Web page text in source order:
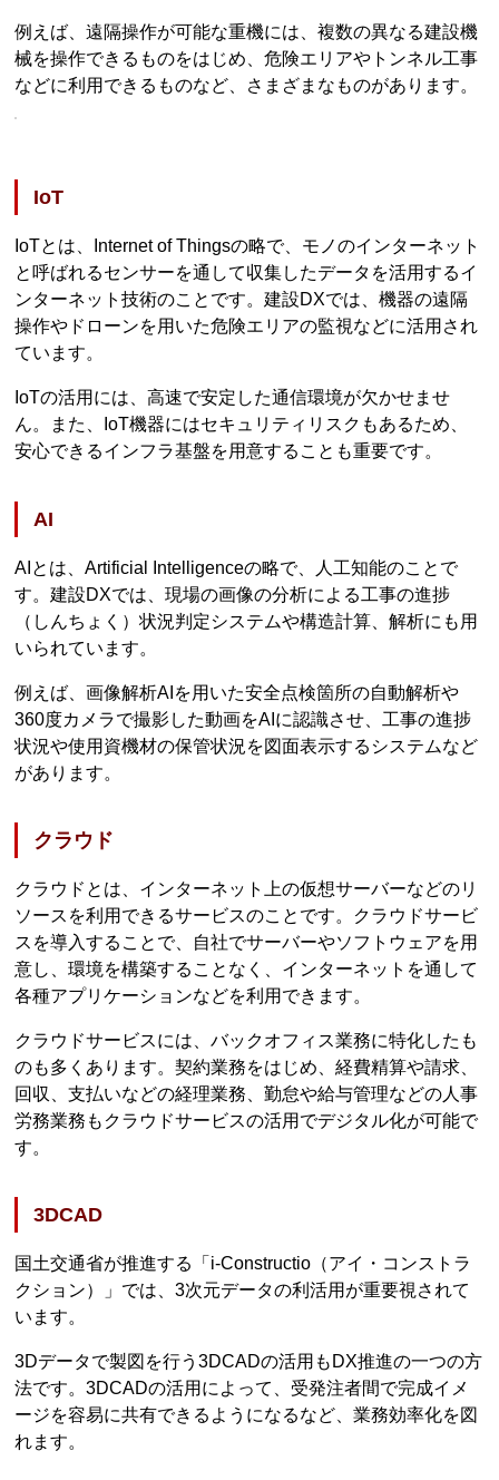
例えば、遠隔操作が可能な重機には、複数の異なる建設機
械を操作できるものをはじめ、危険エリアやトンネル工事
などに利用できるものなど、さまざまなものがあります。
IoT
IoTとは、Internet of Thingsの略で、モノのインターネット
と呼ばれるセンサーを通して収集したデータを活用するイ
ンターネット技術のことです。建設DXでは、機器の遠隔
操作やドローンを用いた危険エリアの監視などに活用され
ています。
IoTの活用には、高速で安定した通信環境が欠かせませ
ん。また、IoT機器にはセキュリティリスクもあるため、
安心できるインフラ基盤を用意することも重要です。
AI
AIとは、Artificial Intelligenceの略で、人工知能のことで
す。建設DXでは、現場の画像の分析による工事の進捗
（しんちょく）状況判定システムや構造計算、解析にも用
いられています。
例えば、画像解析AIを用いた安全点検箇所の自動解析や
360度カメラで撮影した動画をAIに認識させ、工事の進捗
状況や使用資機材の保管状況を図面表示するシステムなど
があります。
クラウド
クラウドとは、インターネット上の仮想サーバーなどのリ
ソースを利用できるサービスのことです。クラウドサービ
スを導入することで、自社でサーバーやソフトウェアを用
意し、環境を構築することなく、インターネットを通して
各種アプリケーションなどを利用できます。
クラウドサービスには、バックオフィス業務に特化したも
のも多くあります。契約業務をはじめ、経費精算や請求、
回収、支払いなどの経理業務、勤怠や給与管理などの人事
労務業務もクラウドサービスの活用でデジタル化が可能で
す。
3DCAD
国土交通省が推進する「i-Constructio（アイ・コンストラ
クション）」では、3次元データの利活用が重要視されて
います。
3Dデータで製図を行う3DCADの活用もDX推進の一つの方
法です。3DCADの活用によって、受発注者間で完成イメ
ージを容易に共有できるようになるなど、業務効率化を図
れます。